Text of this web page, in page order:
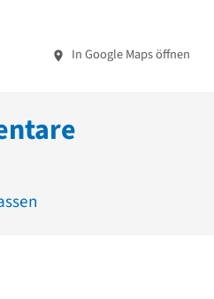
In Google Maps öffnen